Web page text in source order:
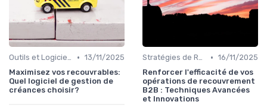
Outils et Logiciels de Gestion de Créances • 13/11/2025
Maximisez vos recouvrables:
Quel logiciel de gestion de
créances choisir?
Stratégies de Recouvrement B2B • 16/11/2025
Renforcer l'efficacité de vos
opérations de recouvrement
B2B : Techniques Avancées
et Innovations